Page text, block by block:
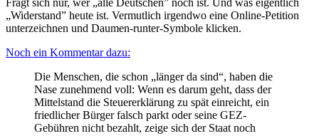
Fragt sich nur, wer „alle Deutschen” noch ist. Und was eigentlich
„Widerstand” heute ist. Vermutlich irgendwo eine Online-Petition
unterzeichnen und Daumen-runter-Symbole klicken.
Noch ein Kommentar dazu:
Die Menschen, die schon „länger da sind“, haben die
Nase zunehmend voll: Wenn es darum geht, dass der
Mittelstand die Steuererklärung zu spät einreicht, ein
friedlicher Bürger falsch parkt oder seine GEZ-
Gebühren nicht bezahlt, zeige sich der Staat noch